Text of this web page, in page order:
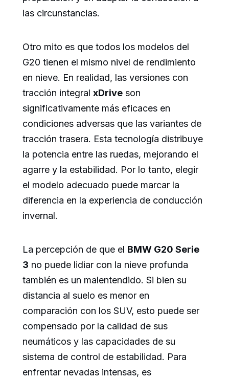
las circunstancias.
Otro mito es que todos los modelos del
G20 tienen el mismo nivel de rendimiento
en nieve. En realidad, las versiones con
tracción integral xDrive son
significativamente más eficaces en
condiciones adversas que las variantes de
tracción trasera. Esta tecnología distribuye
la potencia entre las ruedas, mejorando el
agarre y la estabilidad. Por lo tanto, elegir
el modelo adecuado puede marcar la
diferencia en la experiencia de conducción
invernal.
La percepción de que el BMW G20 Serie
3 no puede lidiar con la nieve profunda
también es un malentendido. Si bien su
distancia al suelo es menor en
comparación con los SUV, esto puede ser
compensado por la calidad de sus
neumáticos y las capacidades de su
sistema de control de estabilidad. Para
enfrentar nevadas intensas, es